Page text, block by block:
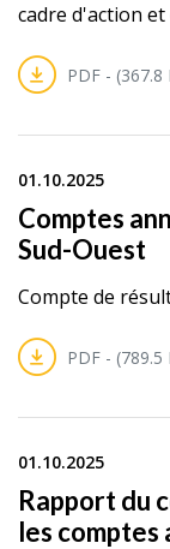
cadre d'action
PDF - (367.8
01.10.2025
Comptes
Sud-Ouest
Compte de
PDF - (789.5
01.10.2025
Rapport du
les comptes